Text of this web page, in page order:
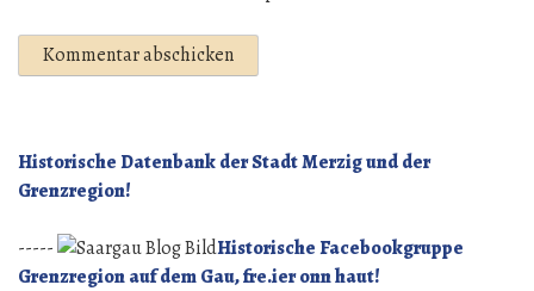
Historische Datenbank der Stadt Merzig und der
Grenzregion!
-----
Historische Facebookgruppe
Grenzregion auf dem Gau, fre.ier onn haut!